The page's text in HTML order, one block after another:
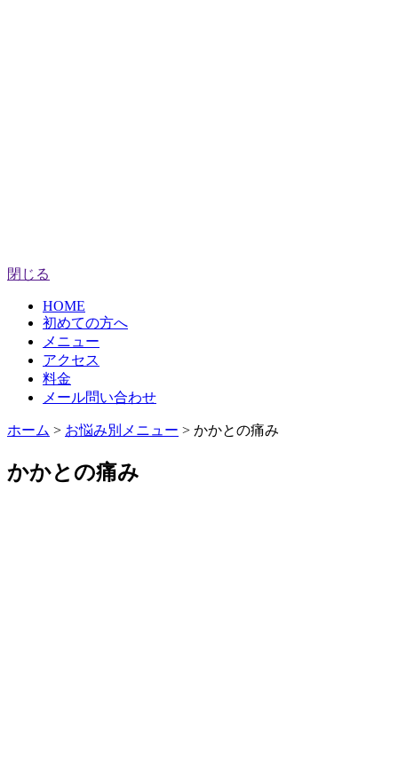
閉じる
HOME
初めての方へ
メニュー
アクセス
料金
メール問い合わせ
ホーム > お悩み別メニュー > かかとの痛み
かかとの痛み